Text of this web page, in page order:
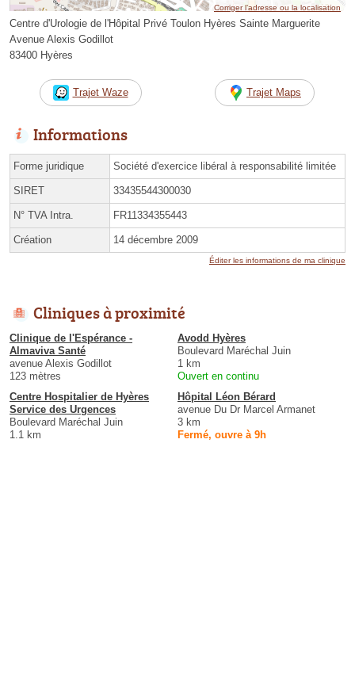
Corriger l’adresse ou la localisation
Centre d'Urologie de l'Hôpital Privé Toulon Hyères Sainte Marguerite
Avenue Alexis Godillot
83400 Hyères
Trajet Waze Trajet Maps
Informations
Forme juridique Société d'exercice libéral à responsabilité limitée
SIRET 33435544300030
N° TVA Intra. FR11334355443
Création 14 décembre 2009
Éditer les informations de ma clinique
Cliniques à proximité
Clinique de l'Espérance -
Almaviva Santé
avenue Alexis Godillot
123 mètres
Avodd Hyères
Boulevard Maréchal Juin
1 km
Ouvert en continu
Centre Hospitalier de Hyères
Service des Urgences
Boulevard Maréchal Juin
1.1 km
Hôpital Léon Bérard
avenue Du Dr Marcel Armanet
3 km
Fermé, ouvre à 9h